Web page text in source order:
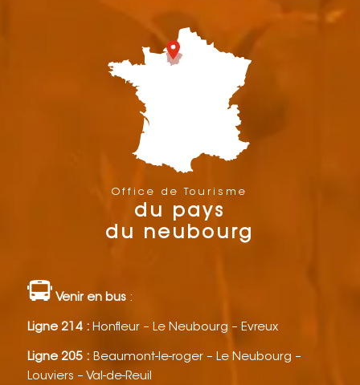
Office de Tourisme
du pays
du neubourg
Venir en bus:
Ligne 214 : Honfleur – Le Neubourg – Evreux
Ligne 205 : Beaumont-le-roger – Le Neubourg –
Louviers – Val-de-Reuil